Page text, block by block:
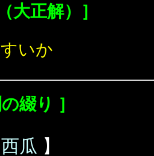
大正解）］
すいか
の綴り ］
西瓜 】